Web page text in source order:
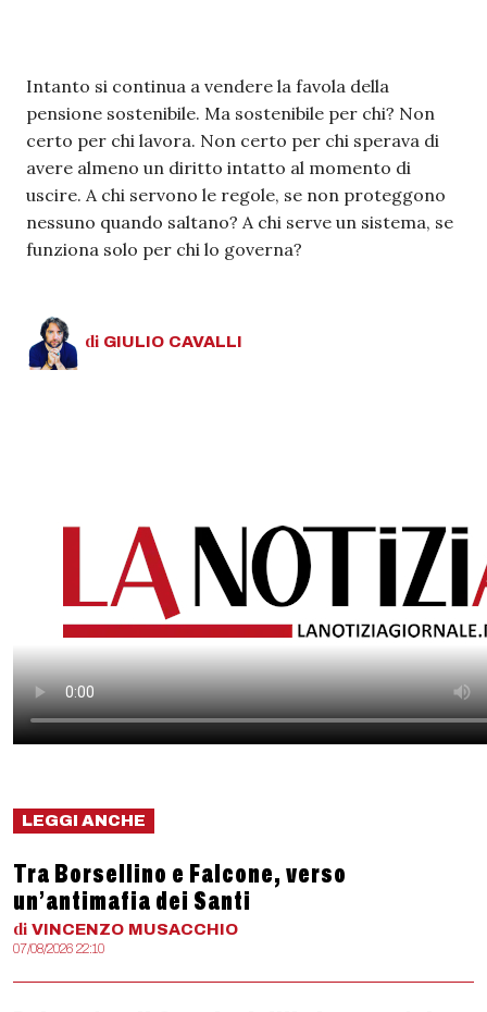
Intanto si continua a vendere la favola della
pensione sostenibile. Ma sostenibile per chi? Non
certo per chi lavora. Non certo per chi sperava di
avere almeno un diritto intatto al momento di
uscire. A chi servono le regole, se non proteggono
nessuno quando saltano? A chi serve un sistema, se
funziona solo per chi lo governa?
di GIULIO CAVALLI
LEGGI ANCHE
Tra Borsellino e Falcone, verso
un’antimafia dei Santi
di VINCENZO MUSACCHIO
07/08/2026 22:10